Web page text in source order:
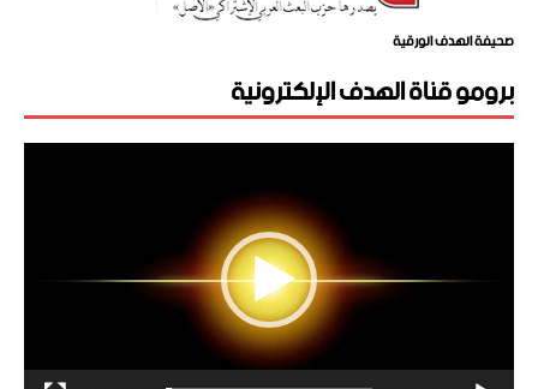
صحيفة الهدف الورقية
برومو قناة الهدف الإلكترونية
مشغل